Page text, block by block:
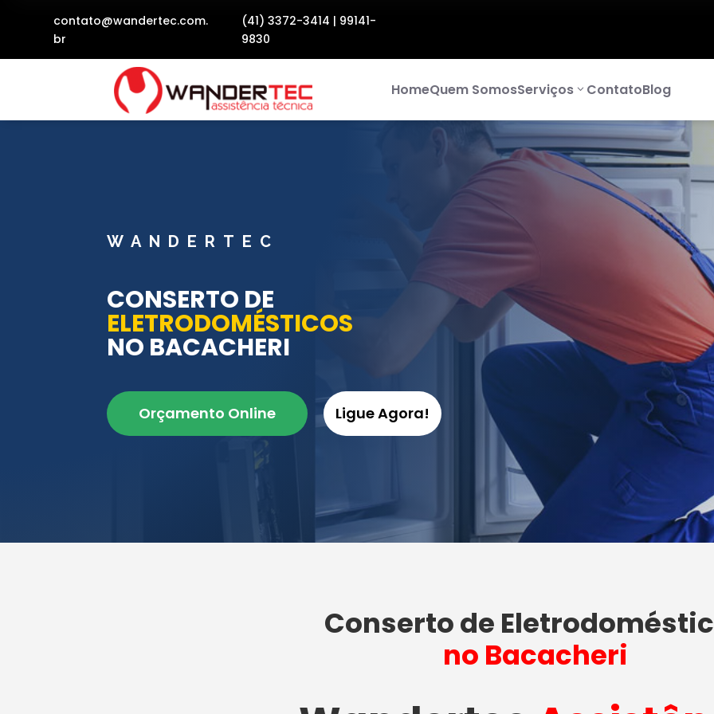
contato@wandertec.com.
br
(41) 3372-3414 | 99141-
9830
HomeQuem SomosServiços ContatoBlog
WANDERTEC
CONSERTO DE
ELETRODOMÉSTICOS
NO BACACHERI
Orçamento Online Ligue Agora!
Conserto de
no Bacacheri